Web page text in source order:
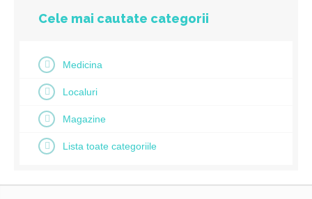
Cele mai cautate categorii
Medicina
Localuri
Magazine
Lista toate categoriile